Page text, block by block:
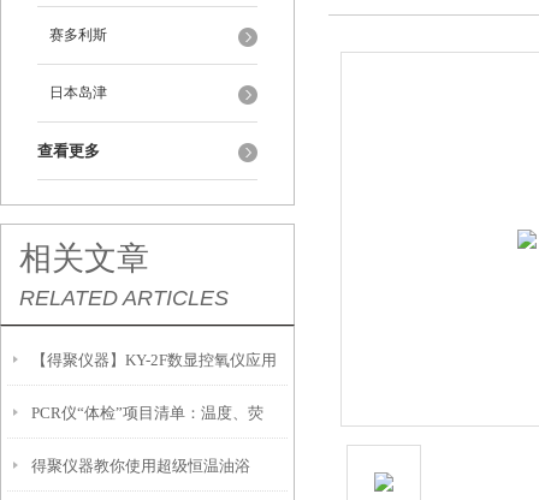
赛多利斯
日本岛津
查看更多
相关文章
RELATED ARTICLES
【得聚仪器】KY-2F数显控氧仪应用
PCR仪“体检”项目清单：温度、荧
光、加热盖三项年度校准要点
得聚仪器教你使用超级恒温油浴